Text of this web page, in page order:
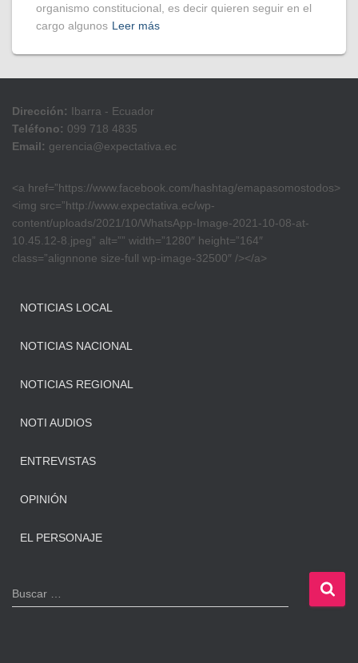
organismo constitucional, es decir quieren seguir en el
cargo algunos Leer más
Dirección: Ibarra - Ecuador
Teléfono: 099 718 4835
Email: gerencia@expectativa.ec
<a href=”https://www.facebook.com/hashtag/emapasomostodos>
<img src=”http://www.expectativa.ec/wp-
content/uploads/2021/10/WhatsApp-Image-2021-10-08-at-
10.45.12-8.jpeg” alt=”” width=”1280″ height=”164″
class=”alignnone size-full wp-image-32500″ /></a>
NOTICIAS LOCAL
NOTICIAS NACIONAL
NOTICIAS REGIONAL
NOTI AUDIOS
ENTREVISTAS
OPINIÓN
EL PERSONAJE
B
u
Buscar …